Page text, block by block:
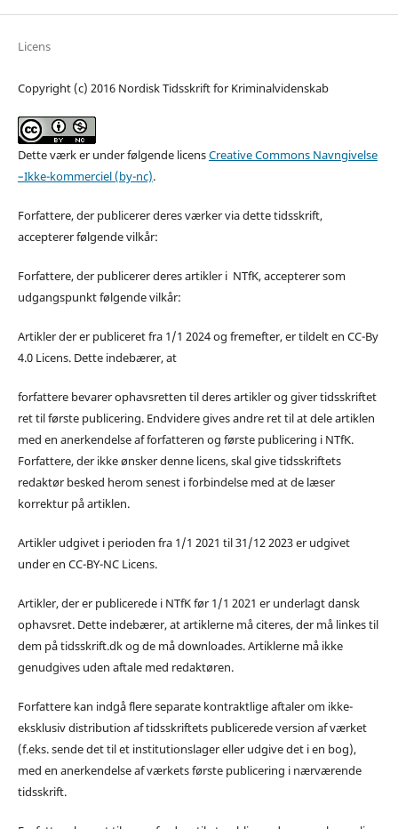
Licens
Copyright (c) 2016 Nordisk Tidsskrift for Kriminalvidenskab
Dette værk er under følgende licensCreative Commons Navngivelse
–Ikke-kommerciel (by-nc).
Forfattere, der publicerer deres værker via dette tidsskrift,
accepterer følgende vilkår:
Forfattere, der publicerer deres artikler i NTfK, accepterer som
udgangspunkt følgende vilkår:
Artikler der er publiceret fra 1/1 2024 og fremefter, er tildelt en CC-By
4.0 Licens. Dette indebærer, at
forfattere bevarer ophavsretten til deres artikler og giver tidsskriftet
ret til første publicering. Endvidere gives andre ret til at dele artiklen
med en anerkendelse af forfatteren og første publicering i NTfK.
Forfattere, der ikke ønsker denne licens, skal give tidsskriftets
redaktør besked herom senest i forbindelse med at de læser
korrektur på artiklen.
Artikler udgivet i perioden fra 1/1 2021 til 31/12 2023 er udgivet
under en CC-BY-NC Licens.
Artikler, der er publicerede i NTfK før 1/1 2021 er underlagt dansk
ophavsret. Dette indebærer, at artiklerne må citeres, der må linkes til
dem på tidsskrift.dk og de må downloades. Artiklerne må ikke
genudgives uden aftale med redaktøren.
Forfattere kan indgå flere separate kontraktlige aftaler om ikke-
eksklusiv distribution af tidsskriftets publicerede version af værket
(f.eks. sende det til et institutionslager eller udgive det i en bog),
med en anerkendelse af værkets første publicering i nærværende
tidsskrift.